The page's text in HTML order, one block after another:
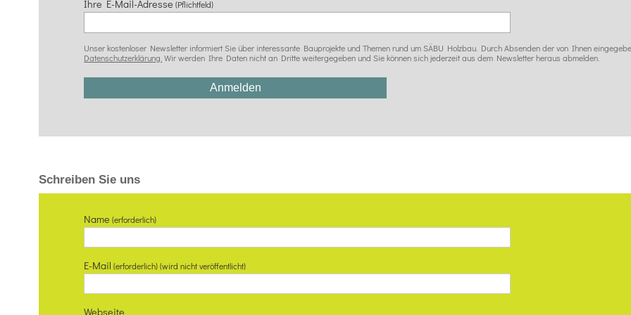
Ihre E-Mail-Adresse(Pflichtfeld)
Unser kostenloser Newsletter informiert Sie über interessante Bauprojekte und Themen rund um SÄBU Holzbau. Durch Absenden der von Ihnen
Datenschutzerklärung.Wir werden Ihre Daten nicht an Dritte weitergegeben und Sie können sich jederzeit aus dem Newsletter heraus abmelden.
Schreiben Sie uns
Name(erforderlich)
E-Mail(erforderlich) (wird nicht veröffentlicht)
Webseite